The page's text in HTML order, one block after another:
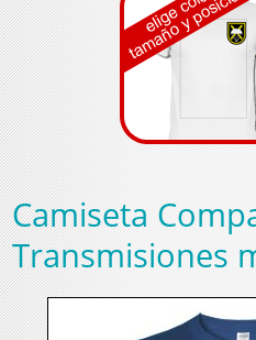
Camiseta
Transmisiones